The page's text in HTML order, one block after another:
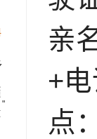
亲
+
点
"